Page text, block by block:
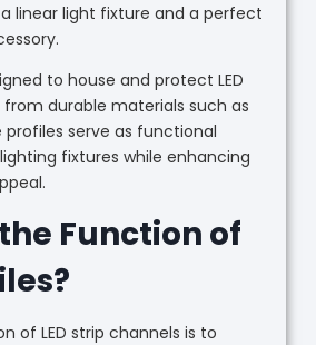
a linear light fixture and a perfect
to house and protect LED
from durable materials such as
serve as functional
fixtures while enhancing
Function of
of LED strip channels is to